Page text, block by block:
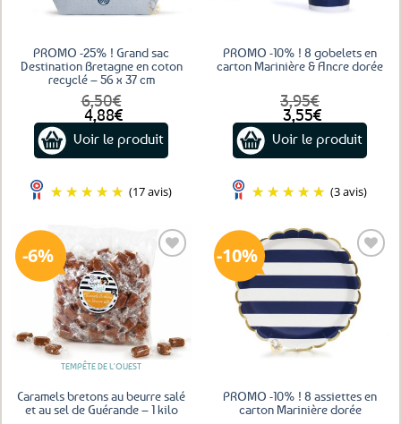
PROMO -25% ! Grand sac
Destination Bretagne en coton
recyclé – 56 x 37 cm
6,50€
Le
prix
initial
4,88€
Le
prix
actuel
Voir le produit
(17 avis)
PROMO -10% ! 8 gobelets en
carton Marinière & Ancre dorée
3,95€
Le
prix
initial
3,55€
Le
prix
actuel
Voir le produit
(3 avis)
6%
Ajouter
TEMPÊTE DE L'OUEST
Caramels bretons au beurre salé
et au sel de Guérande – 1 kilo
10%
Ajouter
aux
favoris
PROMO -10% ! 8 assiettes en
carton Marinière dorée